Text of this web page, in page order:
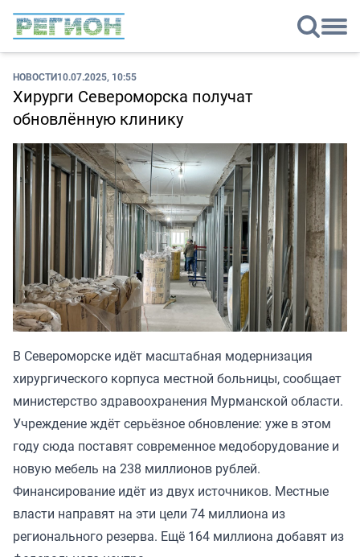
НОВОСТИ10.07.2025, 10:55
Хирурги Североморска получат
обновлённую клинику
В Североморске идёт масштабная модернизация
хирургического корпуса местной больницы, сообщает
министерство здравоохранения Мурманской области.
Учреждение ждёт серьёзное обновление: уже в этом
году сюда поставят современное медоборудование и
новую мебель на 238 миллионов рублей.
Финансирование идёт из двух источников. Местные
власти направят на эти цели 74 миллиона из
регионального резерва. Ещё 164 миллиона добавят из